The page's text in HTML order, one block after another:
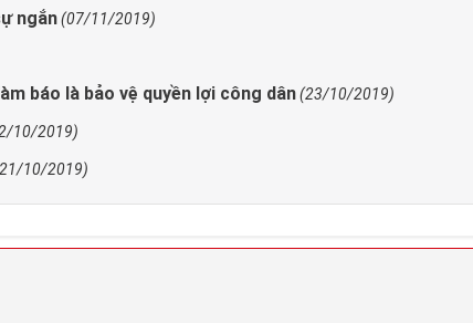
ngắn(07/11/2019)
báo là bảo vệ quyền lợi công dân(23/10/2019)
10/2019)
10/2019)